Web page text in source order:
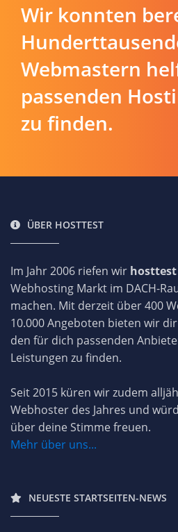
Wir konnten
Webmastern
passenden
zu finden.
ÜBER HOSTTEST
Im Jahr 2006 riefen wir hosttest
Webhosting Markt im DACH-
machen. Mit derzeit über 400
10.000 Angeboten bieten wir
den für dich passenden
Leistungen zu finden.
Seit 2015 küren wir zudem
Webhoster des Jahres und
über deine Stimme freuen.
Mehr über uns...
NEUESTE STARTSEITEN-NEWS